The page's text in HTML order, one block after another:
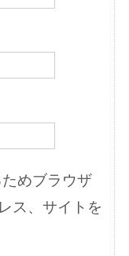
めブラウザ
ス、サイトを